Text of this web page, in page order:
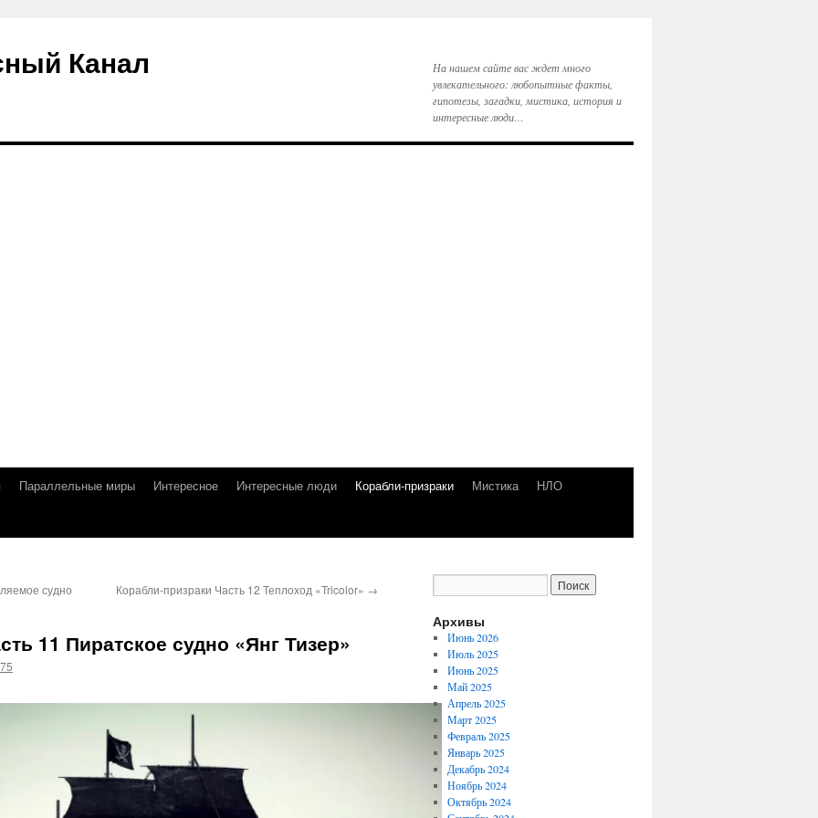
Канал
На нашем сайте вас ждет много
увлекательного: любопытные факты,
гипотезы, загадки, мистика, история и
интересные люди…
Параллельные миры Интересное Интересные люди Корабли-призраки Мистика
НЛО
судно
Корабли-призраки Часть 12 Теплоход «Tricolor» →
11 Пиратское судно «Янг Тизер»
Архивы
Июнь 2026
Июль 2025
Июнь 2025
Май 2025
Апрель 2025
Март 2025
Февраль 2025
Январь 2025
Декабрь 2024
Ноябрь 2024
Октябрь 2024